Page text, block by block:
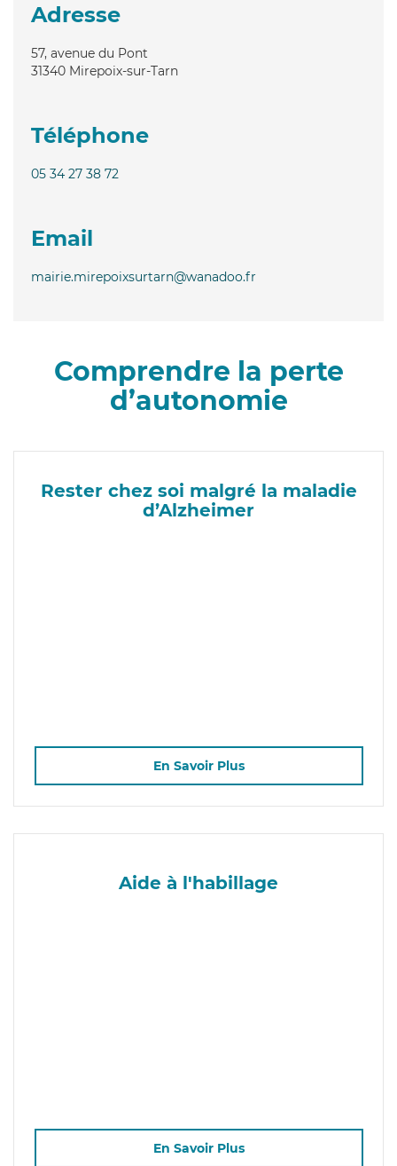
Adresse
57, avenue du Pont
31340 Mirepoix-sur-Tarn
Téléphone
05 34 27 38 72
Email
mairie.mirepoixsurtarn@wanadoo.fr
Comprendre la perte
d’autonomie
Rester chez soi malgré la maladie
d’Alzheimer
En Savoir Plus
Aide à l'habillage
En Savoir Plus